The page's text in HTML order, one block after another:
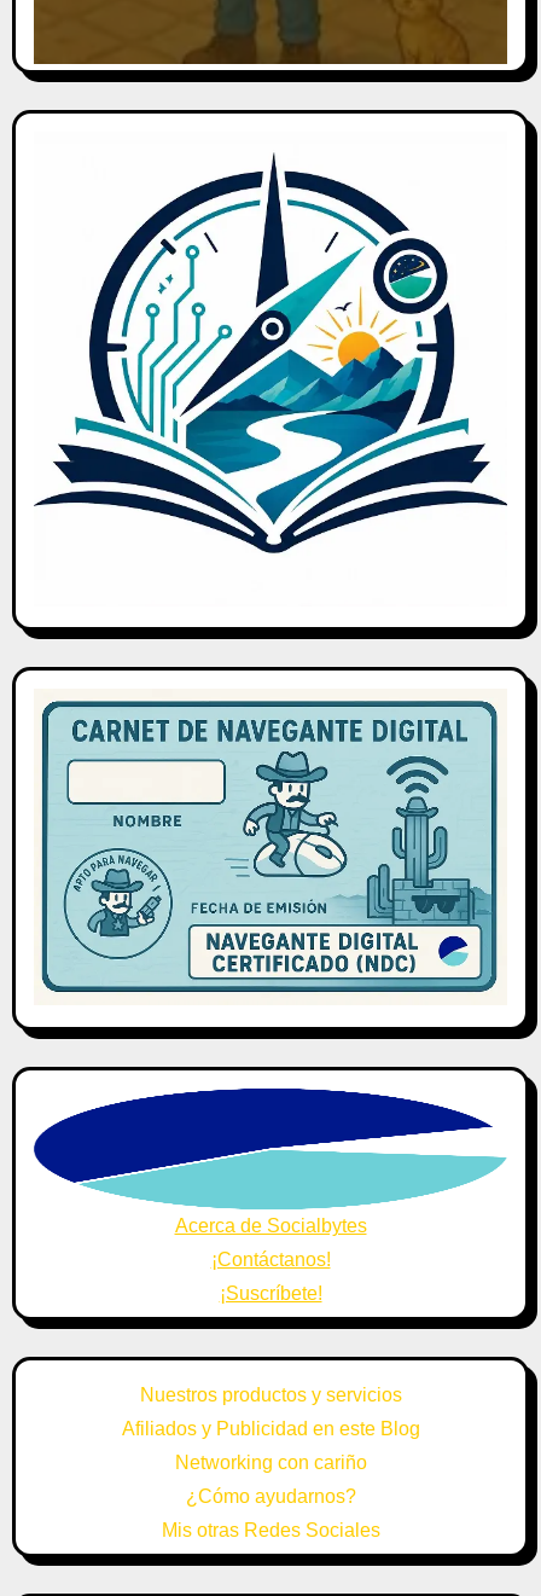
Acerca de Socialbytes
¡Contáctanos!
¡Suscríbete!
Nuestros productos y servicios
Afiliados y Publicidad en este Blog
Networking con cariño
¿Cómo ayudarnos?
Mis otras Redes Sociales